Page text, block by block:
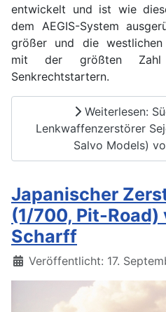
entwickelt und ist wie
dem AEGIS-System
größer und die westlichen
mit der größten
Senkrechtstartern.
Weiterlesen:
Lenkwaffenzerstörer
Salvo Models)
Japanischer
(1/700, Pit-Road)
Scharff
Details
Veröffentlicht: 17.